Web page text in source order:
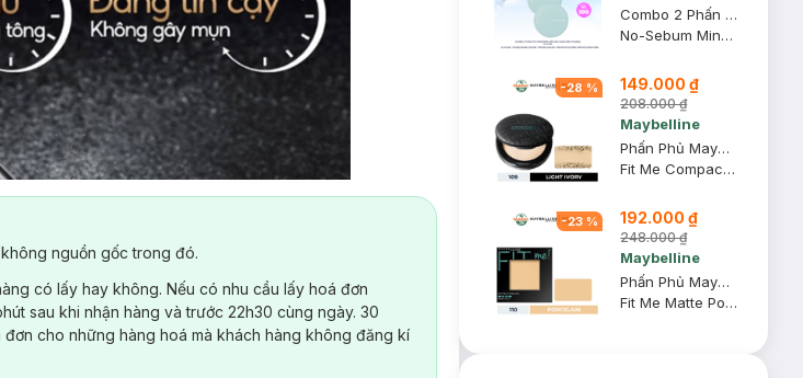
nguồn gốc trong đó.
có lấy hay không. Nếu có nhu cầu lấy hoá đơn
sau khi nhận hàng và trước 22h30 cùng ngày. 30
cho những hàng hoá mà khách hàng không đăng kí
Combo 2 Phấn Phủ innisfree Kiềm Dầu Dạng Bột Khoáng 5g (Mới)
No-Sebum Mineral Powder
-28 % 149.000 ₫
208.000 ₫
Maybelline
Phấn Phủ Maybelline Mịn Nhẹ Kiềm Dầu Chống Nắng 6g #109
Fit Me Compact Powder SPF32 PA+++ #109 Light Ivory
-23 % 192.000 ₫
248.000 ₫
Maybelline
Phấn Phủ Maybelline Mịn Lì Kiềm Dầu 110 Porcelain 8.5g
Fit Me Matte Poreless Powder